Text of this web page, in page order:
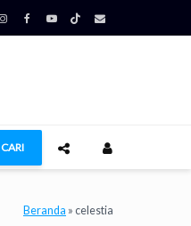
CARI
Beranda » celestia